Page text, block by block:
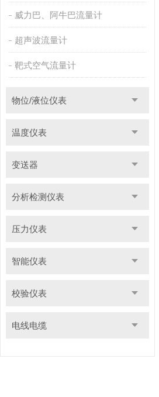
威力巴、阿牛巴流量计
超声波流量计
靶式空气流量计
物位/液位仪表
温度仪表
变送器
分析检测仪表
压力仪表
智能仪表
校验仪表
电线电缆